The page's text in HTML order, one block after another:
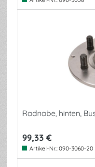
Radnabe, hinten,
99,33 €
Artikel-Nr.: 090-3060-20